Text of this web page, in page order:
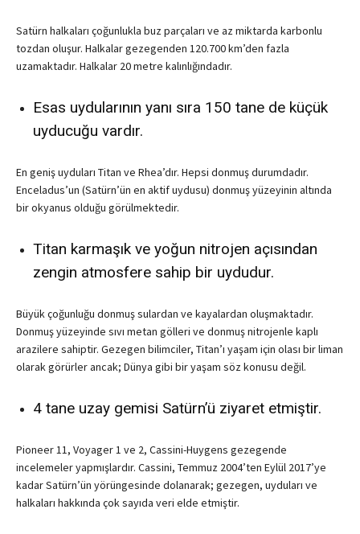
Satürn halkaları çoğunlukla buz parçaları ve az miktarda karbonlu
tozdan oluşur. Halkalar gezegenden 120.700 km’den fazla
uzamaktadır. Halkalar 20 metre kalınlığındadır.
Esas uydularının yanı sıra 150 tane de küçük
uyducuğu vardır.
En geniş uyduları Titan ve Rhea’dır. Hepsi donmuş durumdadır.
Enceladus’un (Satürn’ün en aktif uydusu) donmuş yüzeyinin altında
bir okyanus olduğu görülmektedir.
Titan karmaşık ve yoğun nitrojen açısından
zengin atmosfere sahip bir uydudur.
Büyük çoğunluğu donmuş sulardan ve kayalardan oluşmaktadır.
Donmuş yüzeyinde sıvı metan gölleri ve donmuş nitrojenle kaplı
arazilere sahiptir. Gezegen bilimciler, Titan’ı yaşam için olası bir liman
olarak görürler ancak; Dünya gibi bir yaşam söz konusu değil.
4 tane uzay gemisi Satürn’ü ziyaret etmiştir.
Pioneer 11, Voyager 1 ve 2, Cassini-Huygens gezegende
incelemeler yapmışlardır. Cassini, Temmuz 2004’ten Eylül 2017’ye
kadar Satürn’ün yörüngesinde dolanarak; gezegen, uyduları ve
halkaları hakkında çok sayıda veri elde etmiştir.